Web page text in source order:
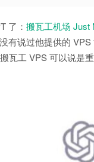
了： 搬瓦工机场 Just
有说过他提供的
瓦工 VPS 可以说是